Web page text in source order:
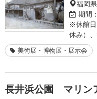
福岡
期間：
※休館日
休み）
美術展・博物展・展示会
長井浜公園 マリン